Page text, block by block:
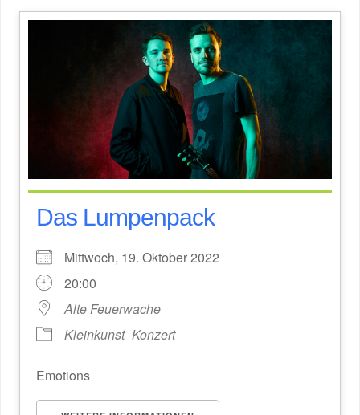
Das Lumpenpack
Mittwoch, 19. Oktober 2022
20:00
Alte Feuerwache
Kleinkunst Konzert
Emotions